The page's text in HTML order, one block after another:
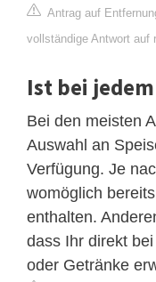
Antrag auf
vollständige Antwort auf
Ist bei
Bei den meisten
Auswahl an
Verfügung. Je
womöglich
enthalten.
dass Ihr direkt
oder Getränke